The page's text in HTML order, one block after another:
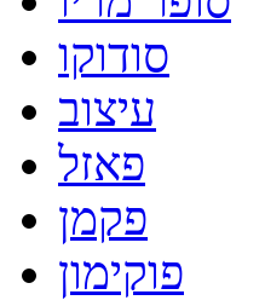
סודוקו
עיצוב
פאזל
פקמן
פוקימון